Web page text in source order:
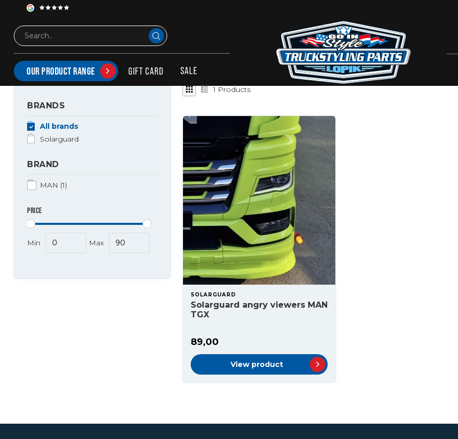
OUR PRODUCT RANGE GIFT CARD SALE
PRODUCTS TAGGED WITH BOOSKIJKERS MAN
BRANDS
All brands
Solarguard
BRAND
MAN (1)
PRICE
Min Max
1 Products
SOLARGUARD
Solarguard angry viewers MAN
TGX
89,00
View product